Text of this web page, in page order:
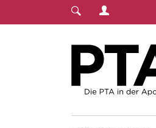
Login Menu